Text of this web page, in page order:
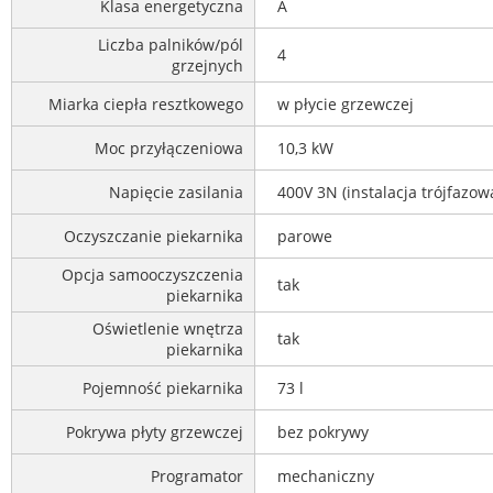
Klasa energetyczna
A
Liczba palników/pól
grzejnych
4
Miarka ciepła resztkowego w płycie grzewczej
Moc przyłączeniowa 10,3 kW
Napięcie zasilania 400V 3N (instalacja
Oczyszczanie piekarnika
parowe
Opcja samooczyszczenia
piekarnika
tak
Oświetlenie wnętrza
piekarnika
tak
Pojemność piekarnika 73 l
Pokrywa płyty grzewczej bez pokrywy
Programator mechaniczny